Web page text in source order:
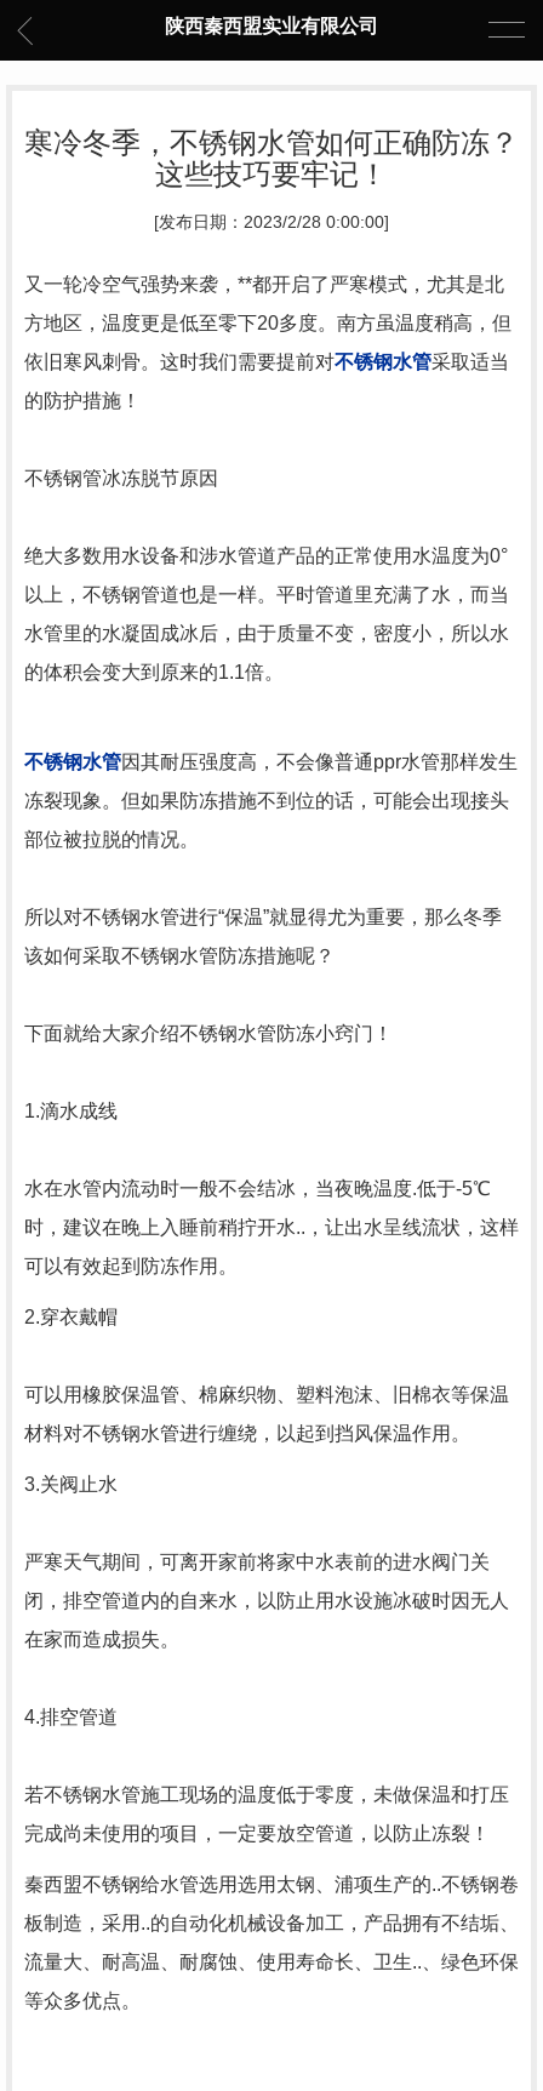
陕西秦西盟实业有限公司
寒冷冬季，不锈钢水管如何正确防冻？
这些技巧要牢记！
[发布日期：2023/2/28 0:00:00]
又一轮冷空气强势来袭，**都开启了严寒模式，尤其是北
方地区，温度更是低至零下20多度。南方虽温度稍高，但
依旧寒风刺骨。这时我们需要提前对不锈钢水管采取适当
的防护措施！
不锈钢管冰冻脱节原因
绝大多数用水设备和涉水管道产品的正常使用水温度为0°
以上，不锈钢管道也是一样。平时管道里充满了水，而当
水管里的水凝固成冰后，由于质量不变，密度小，所以水
的体积会变大到原来的1.1倍。
不锈钢水管因其耐压强度高，不会像普通ppr水管那样发生
冻裂现象。但如果防冻措施不到位的话，可能会出现接头
部位被拉脱的情况。
所以对不锈钢水管进行“保温”就显得尤为重要，那么冬季
该如何采取不锈钢水管防冻措施呢？
下面就给大家介绍不锈钢水管防冻小窍门！
1.滴水成线
水在水管内流动时一般不会结冰，当夜晚温度.低于-5℃
时，建议在晚上入睡前稍拧开水..，让出水呈线流状，这样
可以有效起到防冻作用。
2.穿衣戴帽
可以用橡胶保温管、棉麻织物、塑料泡沫、旧棉衣等保温
材料对不锈钢水管进行缠绕，以起到挡风保温作用。
3.关阀止水
严寒天气期间，可离开家前将家中水表前的进水阀门关
闭，排空管道内的自来水，以防止用水设施冰破时因无人
在家而造成损失。
4.排空管道
若不锈钢水管施工现场的温度低于零度，未做保温和打压
完成尚未使用的项目，一定要放空管道，以防止冻裂！
秦西盟不锈钢给水管选用选用太钢、浦项生产的..不锈钢卷
板制造，采用..的自动化机械设备加工，产品拥有不结垢、
流量大、耐高温、耐腐蚀、使用寿命长、卫生..、绿色环保
等众多优点。